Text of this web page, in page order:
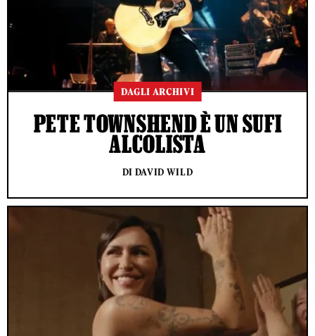
DAGLI ARCHIVI
PETE TOWNSHEND È UN SUFI
ALCOLISTA
DI DAVID WILD